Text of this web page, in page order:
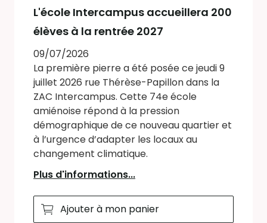
L'école Intercampus accueillera 200
élèves à la rentrée 2027
09/07/2026
La première pierre a été posée ce jeudi 9
juillet 2026 rue Thérèse-Papillon dans la
ZAC Intercampus. Cette 74e école
amiénoise répond à la pression
démographique de ce nouveau quartier et
à l’urgence d’adapter les locaux au
changement climatique.
Plus d'informations...
Ajouter à mon panier